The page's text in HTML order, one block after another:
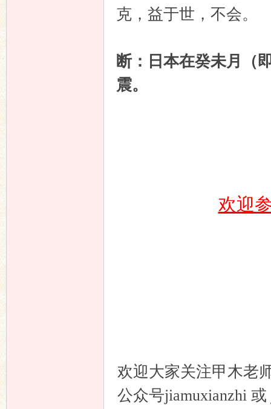
克，益于世，不会。
断：日本在癸未月（
震。
欢迎
欢迎大家关注甲木老
公众号jiamuxianzhi